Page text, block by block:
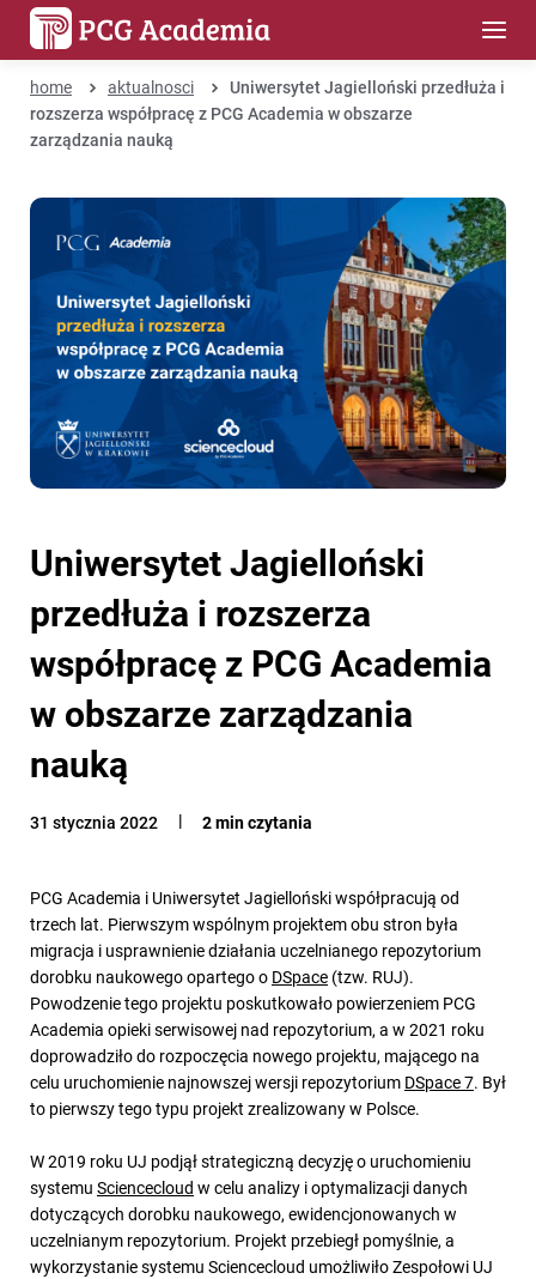
home aktualnosci
Uniwersytet Jagielloński przedłuża i
rozszerza współpracę z PCG Academia w obszarze
zarządzania nauką
Uniwersytet Jagielloński
przedłuża i rozszerza
współpracę z PCG Academia
w obszarze zarządzania
nauką
31 stycznia 2022 2 min czytania
PCG Academia i Uniwersytet Jagielloński współpracują od
trzech lat. Pierwszym wspólnym projektem obu stron była
migracja i usprawnienie działania uczelnianego repozytorium
dorobku naukowego opartego o DSpace (tzw. RUJ).
Powodzenie tego projektu poskutkowało powierzeniem PCG
Academia opieki serwisowej nad repozytorium, a w 2021 roku
doprowadziło do rozpoczęcia nowego projektu, mającego na
celu uruchomienie najnowszej wersji repozytorium DSpace 7. Był
to pierwszy tego typu projekt zrealizowany w Polsce.
W 2019 roku UJ podjął strategiczną decyzję o uruchomieniu
systemu Sciencecloud w celu analizy i optymalizacji danych
dotyczących dorobku naukowego, ewidencjonowanych w
uczelnianym repozytorium. Projekt przebiegł pomyślnie, a
wykorzystanie systemu Sciencecloud umożliwiło Zespołowi UJ